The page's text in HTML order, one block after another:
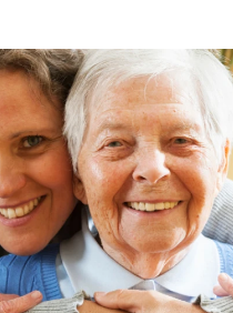
cruciale schakel